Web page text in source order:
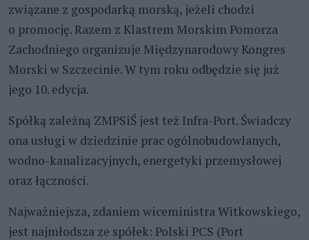
związane z gospodarką morską, jeżeli chodzi
o promocję. Razem z Klastrem Morskim Pomorza
Zachodniego organizuje Międzynarodowy Kongres
Morski w Szczecinie. W tym roku odbędzie się już
jego 10. edycja.
Spółką zależną ZMPSiŚ jest też Infra-Port. Świadczy
ona usługi w dziedzinie prac ogólnobudowlanych,
wodno-kanalizacyjnych, energetyki przemysłowej
oraz łączności.
Najważniejsza, zdaniem wiceministra Witkowskiego,
jest najmłodsza ze spółek: Polski PCS (Port